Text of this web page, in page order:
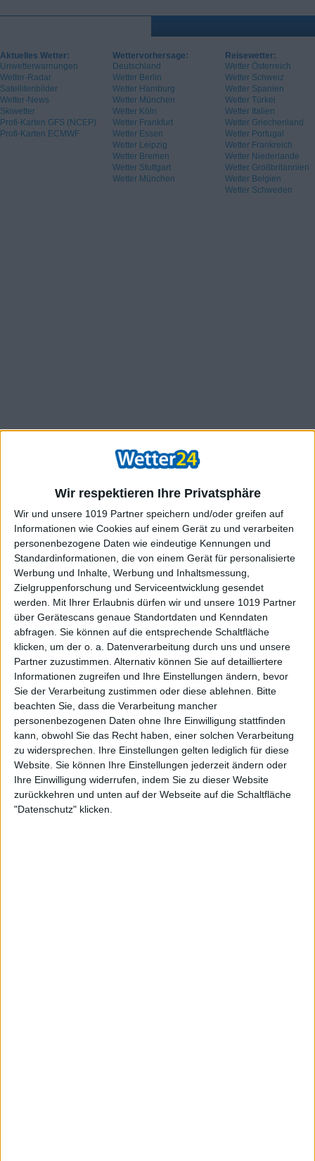
Wir respektieren Ihre Privatsphäre
Wir und unsere 1019 Partner speichern und/oder greifen auf
Informationen wie Cookies auf einem Gerät zu und verarbeiten
personenbezogene Daten wie eindeutige Kennungen und
Standardinformationen, die von einem Gerät für personalisierte
Werbung und Inhalte, Werbung und Inhaltsmessung,
Zielgruppenforschung und Serviceentwicklung gesendet
werden.
Mit Ihrer Erlaubnis dürfen wir und unsere 1019 Partner
über Gerätescans genaue Standortdaten und Kenndaten
abfragen. Sie können auf die entsprechende Schaltfläche
klicken, um der o. a. Datenverarbeitung durch uns und unsere
Partner zuzustimmen. Alternativ können Sie auf detailliertere
Informationen zugreifen und Ihre Einstellungen ändern, bevor
Sie der Verarbeitung zustimmen oder diese ablehnen.
Bitte
beachten Sie, dass die Verarbeitung mancher
personenbezogenen Daten ohne Ihre Einwilligung stattfinden
kann, obwohl Sie das Recht haben, einer solchen Verarbeitung
zu widersprechen. Ihre Einstellungen gelten lediglich für diese
Website. Sie können Ihre Einstellungen jederzeit ändern oder
Ihre Einwilligung widerrufen, indem Sie zu dieser Website
zurückkehren und unten auf der Webseite auf die Schaltfläche
"Datenschutz" klicken.
Aktuelles Wetter:
Unwetterwarnungen
Wetter-Radar
Satellitenbilder
Wetter-News
Skiwetter
Profi-Karten GFS (NCEP)
Profi-Karten ECMWF
Wettervorhersage:
Deutschland
Wetter Berlin
Wetter Hamburg
Wetter München
Wetter Köln
Wetter Frankfurt
Wetter Essen
Wetter Leipzig
Wetter Bremen
Wetter Stuttgart
Wetter München
Reisewetter:
Wetter Österreich
Wetter Schweiz
Wetter Spanien
Wetter Türkei
Wetter Italien
Wetter Griechenland
Wetter Portugal
Wetter Frankreich
Wetter Niederlande
Wetter Großbritannien
Wetter Belgien
Wetter Schweden